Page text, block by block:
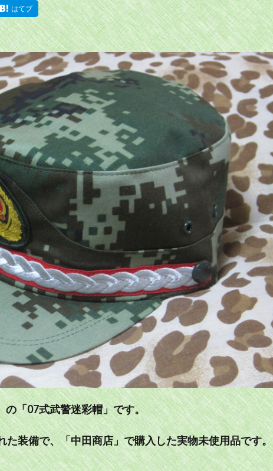
の「07式武警迷彩帽」です。
た装備で、「中田商店」で購入した実物未使用品です。